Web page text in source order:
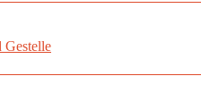
Gestelle